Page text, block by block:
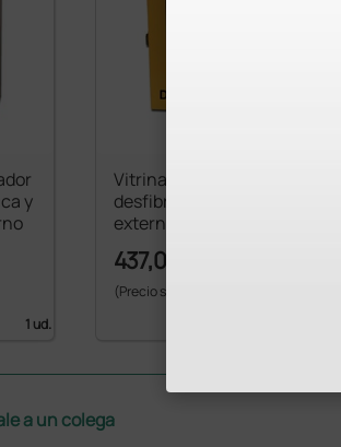
y
1 ud.
Vitrina para
desfibriladores - uso
externo
437,00 €
(Precio sin IVA)
a un colega